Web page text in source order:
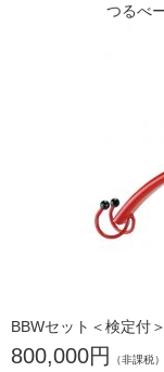
つるべ
BBWセット＜検定付
800,000円 （非課税）